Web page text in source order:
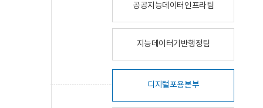
공공지능데이터인프라팀
지능데이터기반행정팀
디지털포용본부